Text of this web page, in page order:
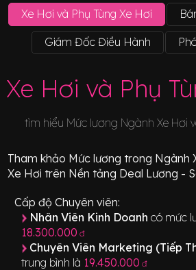
Xe Hơi và Phụ Tùng Xe Hơi
Giám Đốc Điều Hành
Xe Hơi và Phụ
tìm hiểu Mức lương Ngành Xe Hơi
Tham khảo Mức lương trong Ngành
Xe Hơi trên Nền tảng Deal Lương -
Cấp độ Chuyên viên:
Nhân Viên Kinh Doanhcó mức
18.300.000 đ
Chuyên Viên Marketing (Tiếp
trung bình là 19.450.000 đ